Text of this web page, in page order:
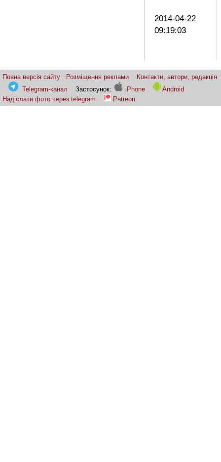
2014-04-22
09:19:03
Повна версія сайту Розміщення реклами
Контакти, автори, редакція
Telegram-канал
Застосунок: iPhone
Android
Надіслати фото через telegram
Patreon